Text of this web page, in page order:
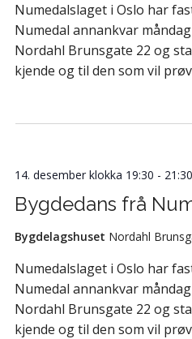
Numedalslaget i Oslo har
Numedal annankvar
Nordahl Brunsgate 22 og
kjende og til den som vil
Bygdedans frå
14. desember klokka 19:30 - 21:30
Bygdelagshuset Nordahl
Numedalslaget i Oslo har
Numedal annankvar
Nordahl Brunsgate 22 og
kjende og til den som vil